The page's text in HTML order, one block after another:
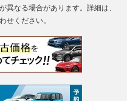
異なる場合があります。詳細は、
せください。